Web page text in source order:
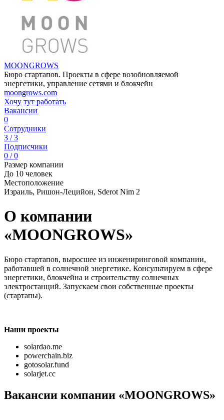
MOONGROWS
Бюро стартапов. Проекты в сфере возобновляемой
энергетики, управление сетями и блокчейн
moongrows.com
Хочу тут работать
Вакансии
0
Сотрудники
3 / 3
Подписчики
0 / 0
Размер компании
До 10 человек
Местоположение
Израиль, Ришон-Лецийон, Sderot Nim 2
О компании
«MOONGROWS»
Бюро стартапов, выросшее из инжениринговой компании,
работавшей в солнечной энергетике. Консультируем в сфере
энергетики, блокчейна и строительству солнечных
электростанций. Запускаем свои собственные проекты
(стартапы).
Наши проекты
solardao.me
powerchain.biz
gotosolar.fund
solarjet.cc
Вакансии компании «MOONGROWS»